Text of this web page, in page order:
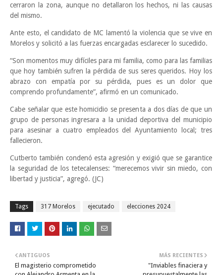
cerraron la zona, aunque no detallaron los hechos, ni las causas
del mismo.
Ante esto, el candidato de MC lamentó la violencia que se vive en
Morelos y solicitó a las fuerzas encargadas esclarecer lo sucedido.
“Son momentos muy difíciles para mi familia, como para las familias
que hoy también sufren la pérdida de sus seres queridos. Hoy los
abrazo con empatía por su pérdida, pues es un dolor que
comprendo profundamente”, afirmó en un comunicado.
Cabe señalar que este homicidio se presenta a dos días de que un
grupo de personas ingresara a la unidad deportiva del municipio
para asesinar a cuatro empleados del Ayuntamiento local; tres
fallecieron.
Cutberto también condenó esta agresión y exigió que se garantice
la seguridad de los tetecalenses: “merecemos vivir sin miedo, con
libertad y justicia”, agregó. (JC)
Tags 317 Morelos ejecutado elecciones 2024
MÁS RECIENTES
"Inviables finaciera y
ANTIGUOS
El magisterio comprometido